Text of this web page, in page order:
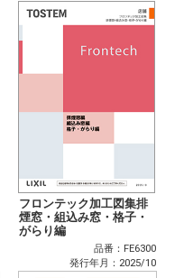
フロンテック加工図集排
煙窓・組込み窓・格子・
がらり編
品番：FE6300
発行年月：2025/10